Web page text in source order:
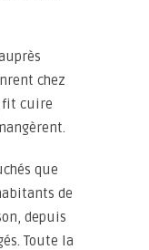
chez
fit cuire
que
de
depuis
Toute la